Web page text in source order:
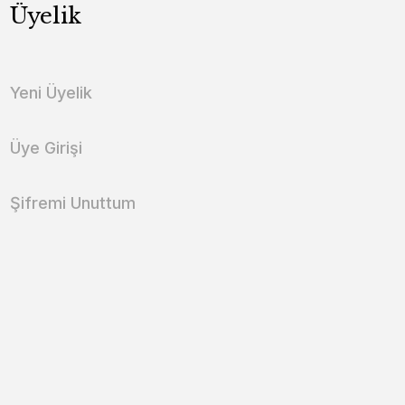
Üyelik
Yeni Üyelik
Üye Girişi
Şifremi Unuttum